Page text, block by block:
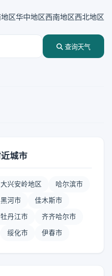
区华中地区西南地区西北地区
查询天气
城市
大兴安岭地区 哈尔滨市
黑河市 佳木斯市
牡丹江市 齐齐哈尔市
绥化市 伊春市